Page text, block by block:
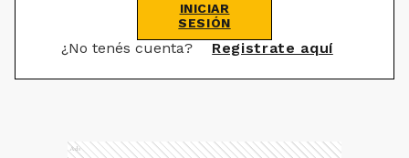
INICIAR
SESIÓN
¿No tenés cuenta? Registrate aquí
Ads